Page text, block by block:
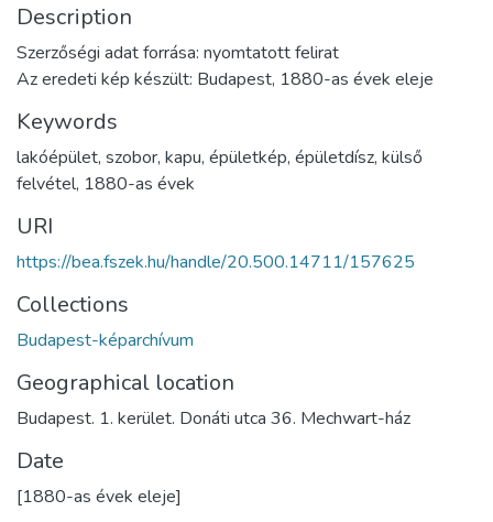
Description
Szerzőségi adat forrása: nyomtatott felirat
Az eredeti kép készült: Budapest, 1880-as évek eleje
Keywords
lakóépület, szobor, kapu, épületkép, épületdísz, külső
felvétel, 1880-as évek
URI
https://bea.fszek.hu/handle/20.500.14711/157625
Collections
Budapest-képarchívum
Geographical location
Budapest. 1. kerület. Donáti utca 36. Mechwart-ház
Date
[1880-as évek eleje]